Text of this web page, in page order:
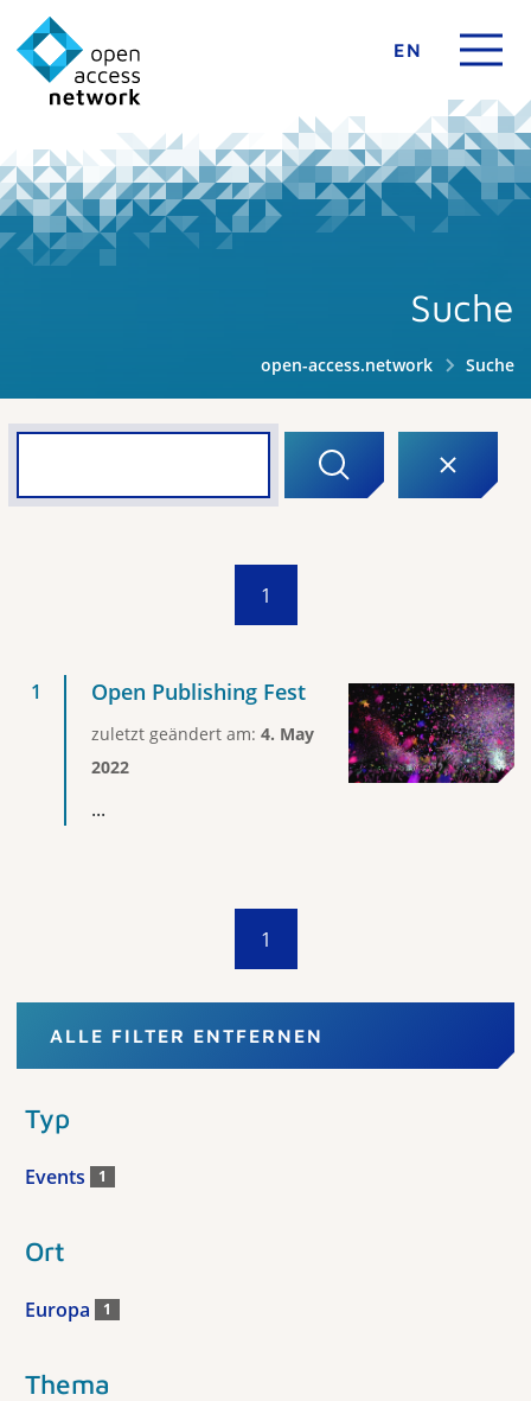
EN
Suche
open-access.network Suche
1
Open Publishing Fest
zuletzt geändert am: 4. May
2022
...
1
ALLE FILTER ENTFERNEN
Typ
Events 1
Ort
Europa 1
Thema